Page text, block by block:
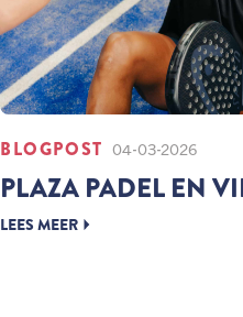
BLOGPOST 04-03-2026
PLAZA PADEL EN
LEES MEER